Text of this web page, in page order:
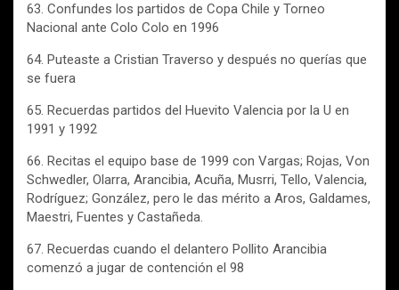
63. Confundes los partidos de Copa Chile y Torneo
Nacional ante Colo Colo en 1996
64. Puteaste a Cristian Traverso y después no querías que
se fuera
65. Recuerdas partidos del Huevito Valencia por la U en
1991 y 1992
66. Recitas el equipo base de 1999 con Vargas; Rojas, Von
Schwedler, Olarra, Arancibia, Acuña, Musrri, Tello, Valencia,
Rodríguez; González, pero le das mérito a Aros, Galdames,
Maestri, Fuentes y Castañeda.
67. Recuerdas cuando el delantero Pollito Arancibia
comenzó a jugar de contención el 98